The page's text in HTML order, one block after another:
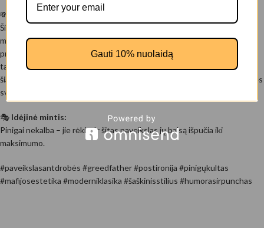
💸
Šis paveikslas ant drobės – tai postmodernus šaržas, kuriame klasikinių
mafijos patriarchų orumas iškeičiamas į grynų pinigų puokštę ir
prabangos teatrą. Sukapotas žvilgsnis, veidą slepianti balaklava,
tatuiruotė „Greed“, o atlapuose – dolerio žiedlapiais žydinti rožė. Tai ne
šiaip gangsteris – tai mūsų laikų krikštatėvis, kuriam nesvarbu garbė, nes
svarbiau – „cash only“.
🎭 Idėjinė mintis:
Pinigai nekalba – jie rėkia. Ir šitas paveikslas jų balsą išpučia iki
maksimumo.
#paveikslasantdrobės #greedfather #postironija #pinigųkultas
#mafijosestetika #moderniklasika #šaškinisstilius #humorasirpunchas
Gauti 10% nuolaidą